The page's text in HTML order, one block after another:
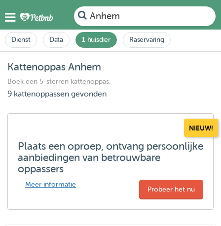
Anhem
Dienst Data 1 huisdier Raservaring
Kattenoppas Anhem
Boek een 5-sterren kattenoppas.
9 kattenoppassen gevonden
NIEUW!
Plaats een oproep, ontvang persoonlijke
aanbiedingen van betrouwbare
oppassers
Meer informatie
Probeer het nu